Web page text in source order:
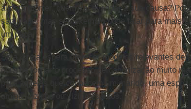
autista morrer, quem vai avançar a sua causa?
santidade, mas seu exemplo pode falar para mais
um papa.
Se a Igreja espera oferecer modelos relevantes de
hora de tornar o processo de canonização muito
para aqueles que conhecem um marido, uma
amiga, vizinho ou vizinha santos.